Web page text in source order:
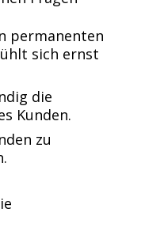
permanenten
sich ernst
die
Kunden.
zu